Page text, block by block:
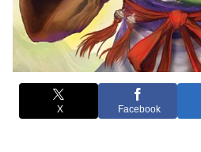
X Facebook